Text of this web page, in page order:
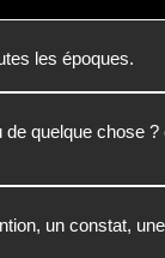
les époques.
quelque chose
un constat,